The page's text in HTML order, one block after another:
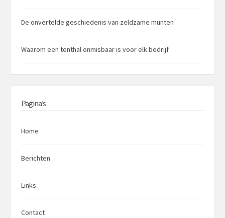
De onvertelde geschiedenis van zeldzame munten
Waarom een tenthal onmisbaar is voor elk bedrijf
Pagina’s
Home
Berichten
Links
Contact